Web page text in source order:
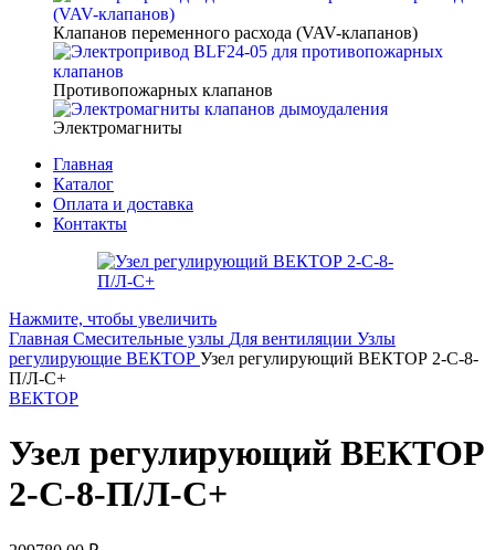
Клапанов переменного расхода (VAV-клапанов)
Противопожарных клапанов
Электромагниты
Главная
Каталог
Оплата и доставка
Контакты
Нажмите, чтобы увеличить
Главная Смесительные узлы Для вентиляции Узлы
регулирующие ВЕКТОР Узел регулирующий ВЕКТОР 2-С-8-
П/Л-С+
ВЕКТОР
Узел регулирующий ВЕКТОР
2-С-8-П/Л-С+